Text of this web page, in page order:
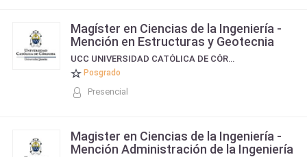
Magíster en Ciencias de la Ingeniería -
Mención en Estructuras y Geotecnia
UCC UNIVERSIDAD CATÓLICA DE CÓRDOBA
Posgrado
Presencial
Magister en Ciencias de la Ingeniería -
Mención Administración de la Ingeniería